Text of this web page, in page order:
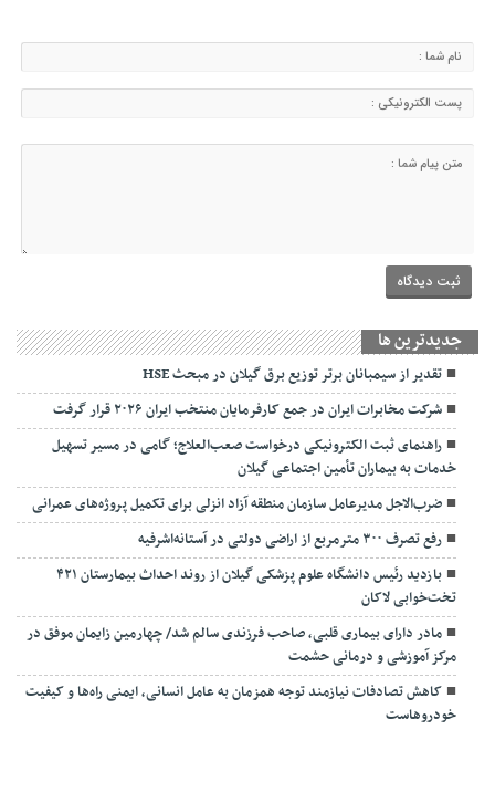
جديدترين ها
تقدیر از سیمبانان برتر توزیع برق گیلان در مبحث HSE
شرکت مخابرات ایران در جمع کارفرمایان منتخب ایران ۲۰۲۶ قرار گرفت
راهنمای ثبت الکترونیکی درخواست صعب‌العلاج؛ گامی در مسیر تسهیل
خدمات به بیماران تأمین اجتماعی گیلان
ضرب‌الاجل مدیرعامل سازمان منطقه آزاد انزلی برای تکمیل پروژه‌های عمرانی
رفع تصرف ۳۰۰ مترمربع از اراضی دولتی در آستانه‌اشرفیه
بازدید رئیس دانشگاه علوم پزشکی گیلان از روند احداث بیمارستان ۴۲۱
تخت‌خوابی لاکان
مادر دارای بیماری قلبی، صاحب فرزندی سالم شد/ چهارمین زایمان موفق در
مرکز آموزشی و درمانی حشمت
کاهش تصادفات نیازمند توجه همزمان به عامل انسانی، ایمنی راه‌ها و کیفیت
خودروهاست